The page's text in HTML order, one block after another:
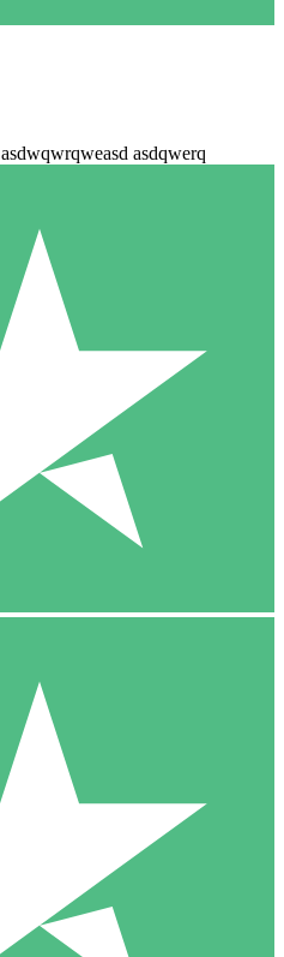
asdwqwrqweasd asdqwerq